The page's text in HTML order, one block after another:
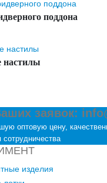
поддона
настилы
заявок:
оптовую цену,
изделия